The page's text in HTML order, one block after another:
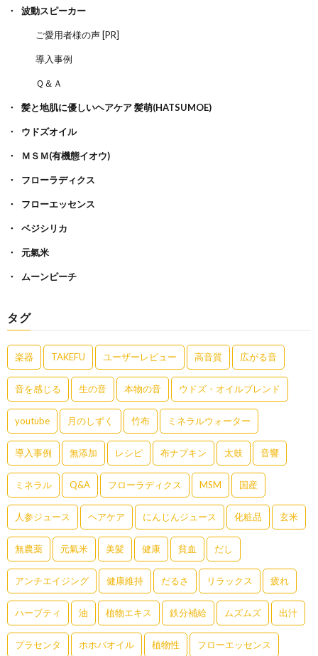
波動スピーカー
ご愛用者様の声 [PR]
導入事例
Ｑ＆Ａ
髪と地肌に優しいヘアケア 髪萌(HATSUMOE)
ウドズオイル
ＭＳＭ(有機態イオウ)
フローラディクス
フローエッセンス
ベジシリカ
元氣米
ムーンピーチ
タグ
楽器 TAKEFU ユーザーレビュー 高音質 広がる音
音を感じる 生の音 本物の音 ウドズ・オイルブレンド
youtube 月のしずく 竹布 ミネラルウォーター
導入事例 無添加 レシピ 布ナプキン 太鼓 音響
ミネラル Q&A フローラディクス MSM 国産
人参ジュース ヘアケア にんじんジュース 化粧品 玄米
無農薬 元氣米 美髪 健康 貧血 だし
アンチエイジング 健康維持 だるさ リラックス 疲れ
ハーブティ 油 植物エキス 鉄分補給 ムズムズ 出汁
プラセンタ ホホバオイル 植物性 フローエッセンス